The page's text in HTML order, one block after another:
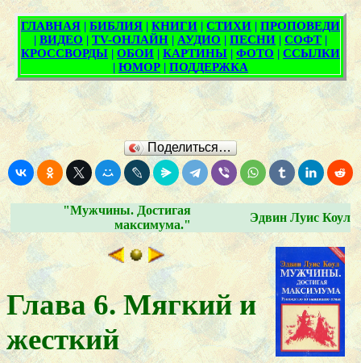
Поделиться…
"Мужчины. Достигая
максимума."
Эдвин Луис Коул
Глава 6. Мягкий и
жесткий